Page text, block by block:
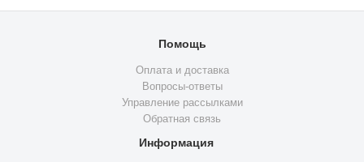
Помощь
Оплата и доставка
Вопросы-ответы
Управление рассылками
Обратная связь
Информация